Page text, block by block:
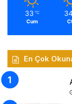
33 ℃
Cum
En Çok